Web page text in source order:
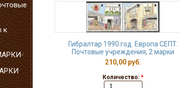
к
Гибралтар 1990 год. Европа СЕПТ.
Почтовые учреждения, 2 марки
210,00 руб.
Количество: *